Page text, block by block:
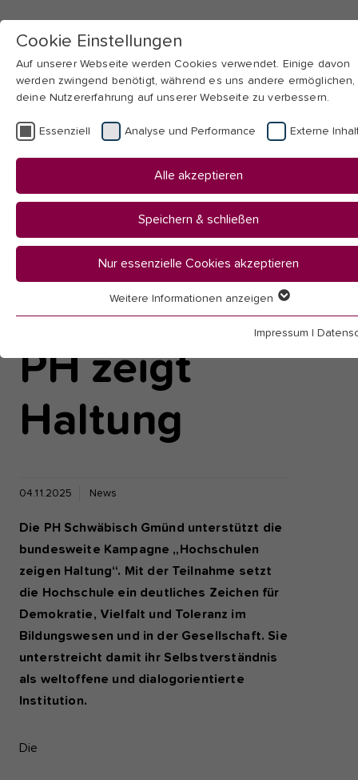
Skip to main navigation Skip to page footer
You
here:
Startseite
Aktuelles
News
PH zeigt
Haltung
04.11.2025 News
Die PH Schwäbisch Gmünd unterstützt die
bundesweite Kampagne „Hochschulen
zeigen Haltung“. Mit der Teilnahme setzt
die Hochschule ein deutliches Zeichen für
Demokratie, Vielfalt und Toleranz im
Bildungswesen und in der Gesellschaft. Sie
unterstreicht damit ihr Selbstverständnis
als weltoffene und dialogorientierte
Institution.
Die
Cookie Einstellungen
Auf unserer Webseite werden Cookies verwendet. Einige davon
werden zwingend benötigt, während es uns andere ermöglichen,
deine Nutzererfahrung auf unserer Webseite zu verbessern.
Essenziell Analyse und Performance Externe
Alle akzeptieren
Speichern & schließen
Nur essenzielle Cookies akzeptieren
Essenzielle Cookies werden für grundlegende Funktionen der
einwandfrei funktioniert.
Analyse und Performance
Diese Gruppe beinhaltet alle Skripte für analytisches Tracking
Laufzeit 1 Jahr
Zweck
Diese Gruppe beinhaltet alle Skripte für
verbessern.
Externe Inhalte
Wir verwenden auf unserer Website externe Inhalte, um Ihnen
zusätzliche Informationen anzubieten, wie Google Maps oder
Videos von youtube.
Weitere Informationen anzeigen
Impressum